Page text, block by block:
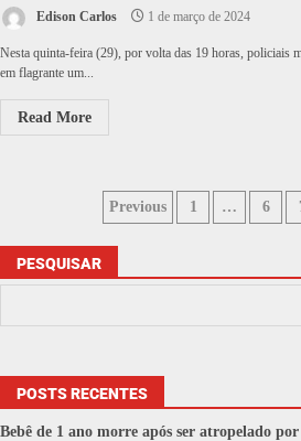
Edison Carlos 1 de março de 2024
Nesta quinta-feira (29), por volta das 19 horas, policiais
em flagrante um...
Read More
Previous 1 … 6
PESQUISAR
POSTS RECENTES
Bebê de 1 ano morre após ser atropelado